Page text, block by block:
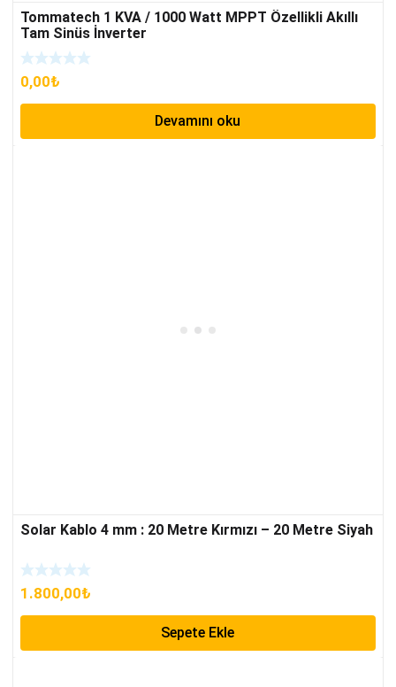
Tommatech 1 KVA / 1000 Watt MPPT Özellikli Akıllı
Tam Sinüs İnverter
0,00₺
Devamını oku
Solar Kablo 4 mm : 20 Metre Kırmızı – 20 Metre Siyah
1.800,00₺
Sepete Ekle